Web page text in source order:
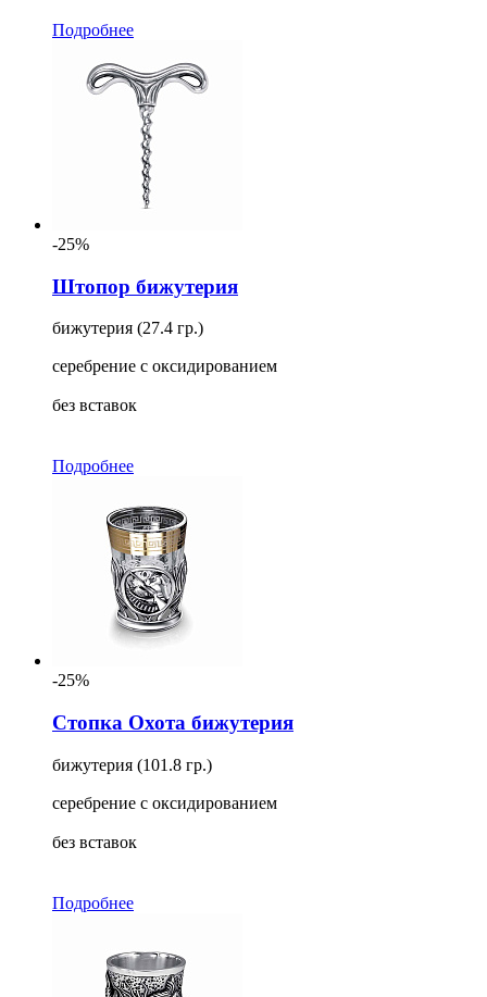
Подробнее
-25%
Штопор бижутерия
бижутерия (27.4 гр.)
серебрение с оксидированием
без вставок
Подробнее
-25%
Стопка Охота бижутерия
бижутерия (101.8 гр.)
серебрение с оксидированием
без вставок
Подробнее